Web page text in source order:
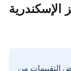
التقييمات من